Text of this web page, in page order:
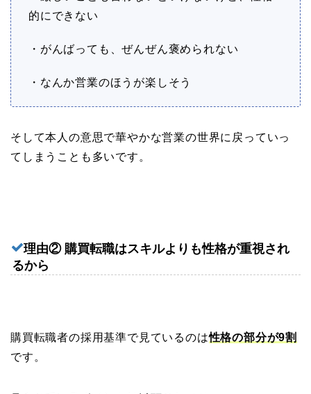
的にできない
・がんばっても、ぜんぜん褒められない
・なんか営業のほうが楽しそう
そして本人の意思で華やかな営業の世界に戻っていっ
てしまうことも多いです。
理由② 購買転職はスキルよりも性格が重視され
るから
購買転職者の採用基準で見ているのは性格の部分が9割
です。